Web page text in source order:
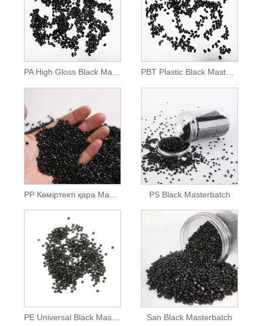
PS Black Masterbatch
PE Universal Black Masterbatch San Black Masterbatch